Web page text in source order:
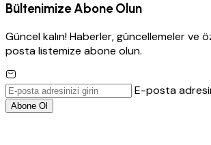
Bültenimize Abone Olun
Güncel kalın! Haberler, güncellemeler ve
posta listemize abone olun.
E-posta
Abone Ol